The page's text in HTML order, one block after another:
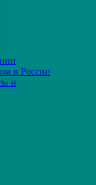
в России
и